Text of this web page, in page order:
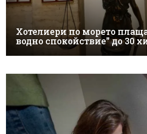
Хотелиери по морето
водно спокойствие" до 30